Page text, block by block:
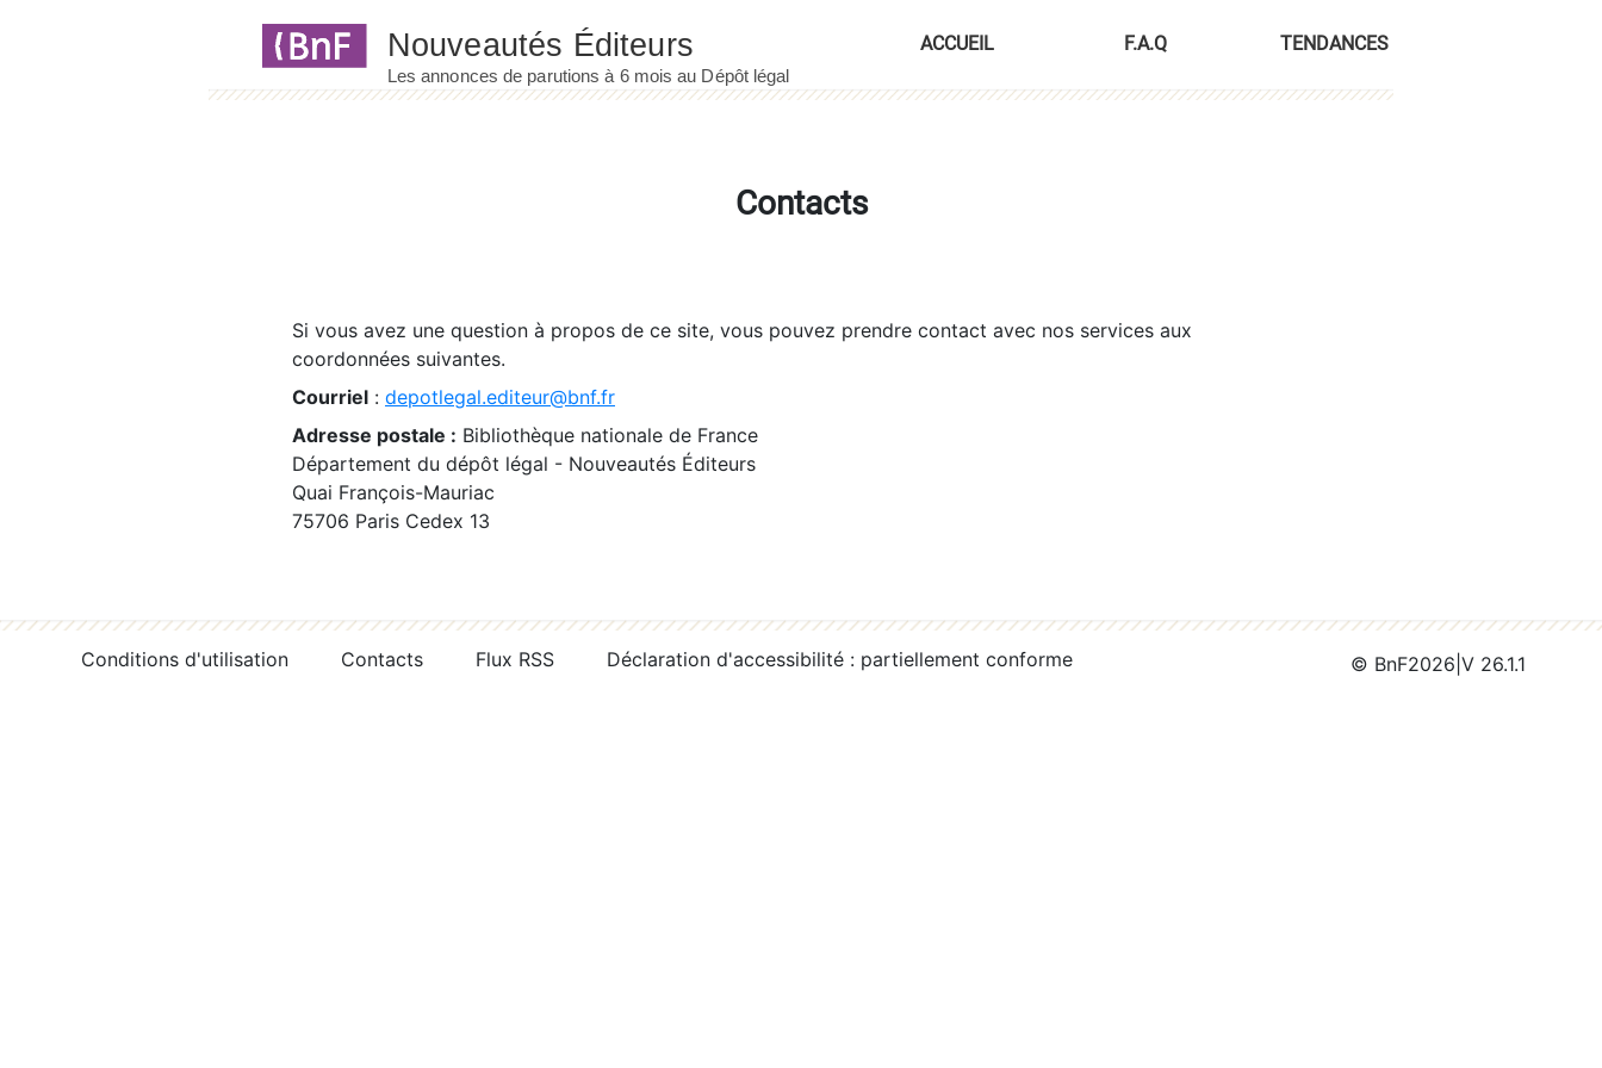
ACCUEIL F.A.Q TENDANCES
Contacts
Si vous avez une question à propos de ce site, vous pouvez prendre contact avec nos services aux
coordonnées suivantes.
Courriel : depotlegal.editeur@bnf.fr
Adresse postale : Bibliothèque nationale de France
Département du dépôt légal - Nouveautés Éditeurs
Quai François-Mauriac
75706 Paris Cedex 13
Conditions d'utilisation Contacts Flux RSS Déclaration d'accessibilité : partiellement conforme © BnF2026 V 26.1.1